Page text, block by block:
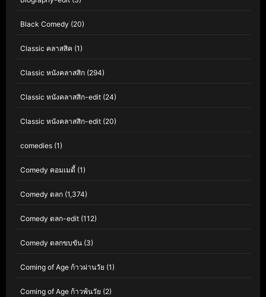
Black Comedy (20)
Classic คลาสสิค (1)
Classic หนังคลาสสิก (294)
Classic หนังคลาสสิก-edit (24)
Classic หนังคลาสสิก-edit (20)
comedies (1)
Comedy คอมเมดี้ (1)
Comedy ตลก (1,374)
Comedy ตลก-edit (112)
Comedy ตลกขบขัน (3)
Coming of Age ก้าวผ่านวัย (1)
Coming of Age ก้าวพ้นวัย (2)